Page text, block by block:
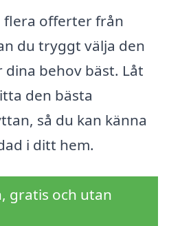
flera offerter från
du tryggt välja den
dina behov bäst. Låt
den bästa
så du kan känna
i ditt hem.
gratis och utan